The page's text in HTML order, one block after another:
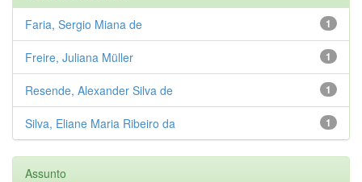
1
Faria, Sergio Miana de
1
Freire, Juliana Müller
1
Resende, Alexander Silva de
1
Silva, Eliane Maria Ribeiro da
Assunto